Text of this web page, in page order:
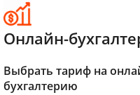
Онлайн-
Выбрать тариф на
бухгалтерию